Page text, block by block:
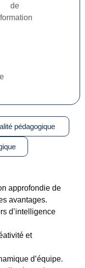
de
formation
pédagogique
approfondie de
avantages.
d’intelligence
et
d’équipe.